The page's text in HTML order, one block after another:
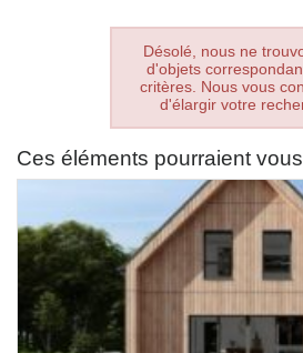
Désolé, nous ne
d'objets
critères. Nous vous
d'élargir votre
Ces éléments pourraient